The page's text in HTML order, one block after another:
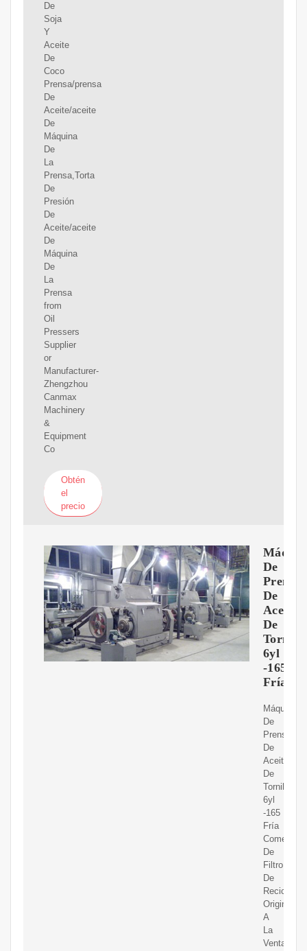
De
Soja
Y
Aceite
De
Coco
Prensa/prensa
De
Aceite/aceite
De
Máquina
De
La
Prensa,Torta
De
Presión
De
Aceite/aceite
De
Máquina
De
La
Prensa
from
Oil
Pressers
Supplier
or
Manufacturer-
Zhengzhou
Canmax
Machinery
&
Equipment
Co
Obtén
el
precio
De
Prensa
De
Aceite
De
Tornillo
6yl
-165
Fría
Máquina
De
Prensa
De
Aceite
De
Tornillo
6yl
-165
Fría
Comercial
De
Filtro
De
Reciclaje
Original
A
La
Venta